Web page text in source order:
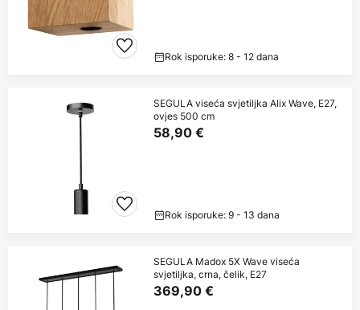
Rok isporuke: 8 - 12 dana
SEGULA viseća svjetiljka Alix Wave, E27,
ovjes 500 cm
58,90 €
Rok isporuke: 9 - 13 dana
SEGULA Madox 5X Wave viseća
svjetiljka, crna, čelik, E27
369,90 €